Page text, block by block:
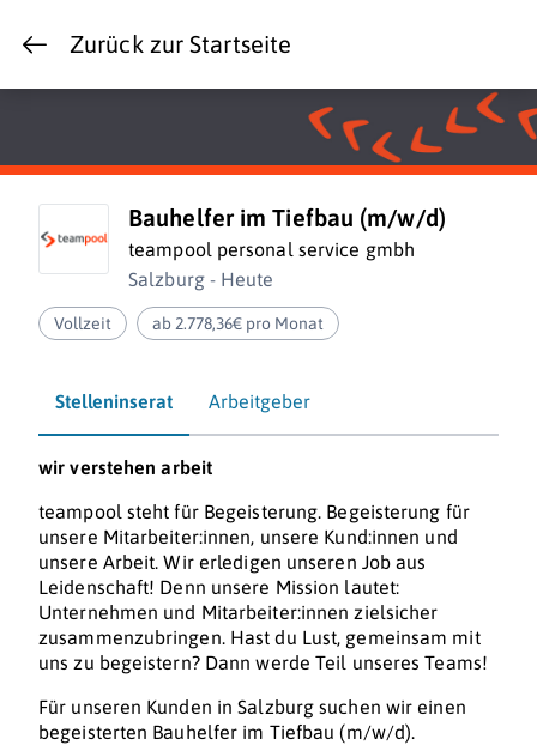
Zurück zur Startseite
Bauhelfer im Tiefbau (m/w/d)
teampool personal service gmbh
Salzburg - Heute
Vollzeit ab 2.778,36€ pro Monat
Stelleninserat Arbeitgeber
wir verstehenarbeit
teampool steht für Begeisterung. Begeisterung für
unsere Mitarbeiter:innen, unsere Kund:innen und
unsere Arbeit. Wir erledigen unseren Job aus
Leidenschaft! Denn unsere Mission lautet:
Unternehmen und Mitarbeiter:innen zielsicher
zusammenzubringen. Hast du Lust, gemeinsam mit
uns zu begeistern? Dann werde Teil unseres Teams!
Für unseren Kunden in Salzburg suchen wir einen
begeisterten Bauhelfer im Tiefbau (m/w/d).